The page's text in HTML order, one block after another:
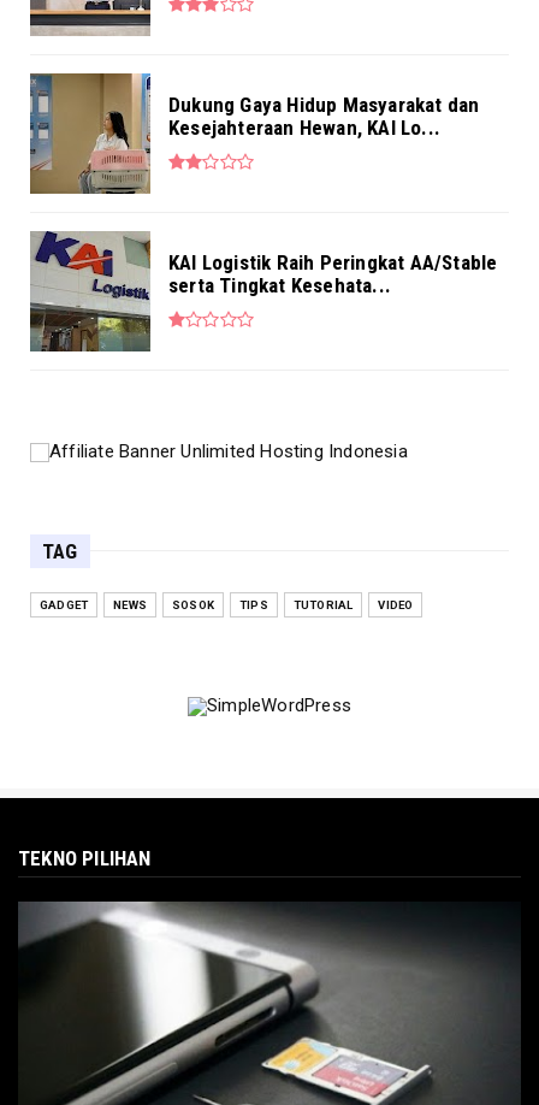
Dukung Gaya Hidup Masyarakat dan
Kesejahteraan Hewan, KAI Lo...
KAI Logistik Raih Peringkat AA/Stable
serta Tingkat Kesehata...
TAG
GADGET NEWS SOSOK TIPS TUTORIAL VIDEO
TEKNO PILIHAN